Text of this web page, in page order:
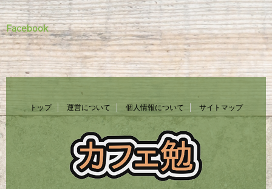
Facebook
トップ 運営について 個人情報について サイトマップ